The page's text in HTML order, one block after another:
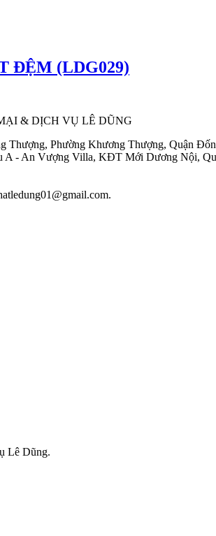
ĐỆM (LDG029)
& DỊCH VỤ LÊ DŨNG
Thượng, Phường Khương Thượng, Quận
A - An Vượng Villa, KĐT Mới Dương Nội,
Lê Dũng.